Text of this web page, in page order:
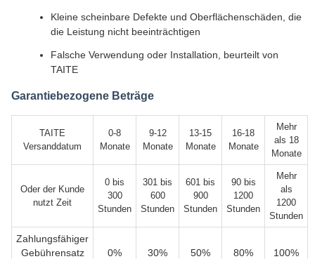
Kleine scheinbare Defekte und Oberflächenschäden, die
die Leistung nicht beeinträchtigen
Falsche Verwendung oder Installation, beurteilt von
TAITE
Garantiebezogene Beträge
TAITE
Versanddatum
0-8
Monate
9-12
Monate
13-15
Monate
16-18
Monate
Mehr
als 18
Monate
Oder der Kunde
nutzt Zeit
0 bis
300
Stunden
301 bis
600
Stunden
601 bis
900
Stunden
90 bis
1200
Stunden
Mehr
als
1200
Stunden
Zahlungsfähiger
Gebührensatz
0% 30% 50% 80% 100%